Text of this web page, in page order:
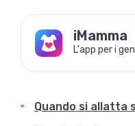
iMamma
L'app per i
Quando si allatta